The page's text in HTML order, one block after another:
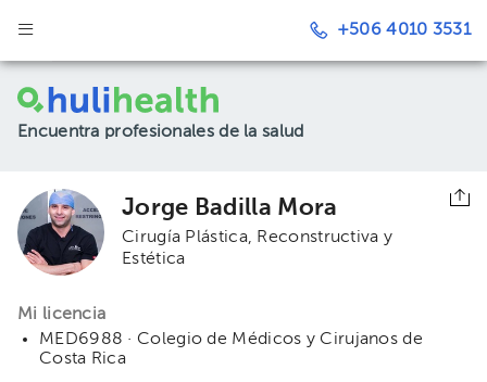
+506 4010 3531
Encuentra profesionales de la salud
Jorge Badilla Mora
Cirugía Plástica, Reconstructiva y
Estética
Mi licencia
MED6988 · Colegio de Médicos y Cirujanos de
Costa Rica